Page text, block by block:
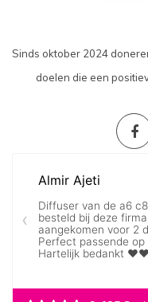
Sinds oktober 2024
doelen die een